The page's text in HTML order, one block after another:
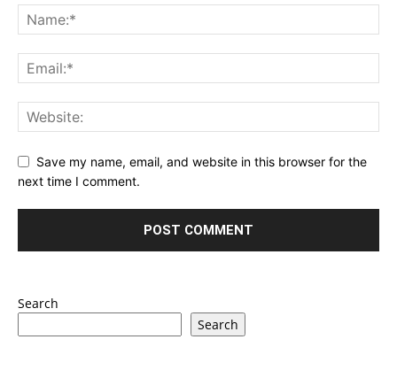
Save my name, email, and website in this browser for the
next time I comment.
Search
Search